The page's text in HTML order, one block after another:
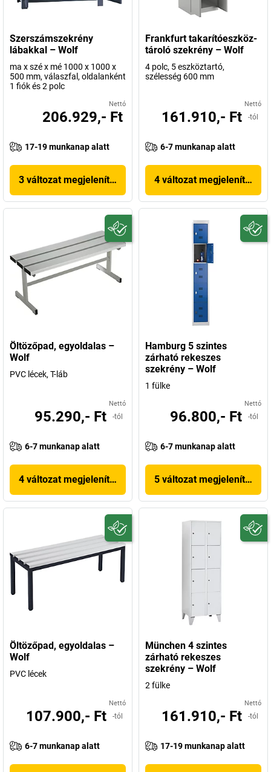
Szerszámszekrény
lábakkal – Wolf
ma x szé x mé 1000 x 1000 x
500 mm, válaszfal, oldalanként
1 fiók és 2 polc
Nettó
206.929,- Ft
17-19 munkanap alatt
3 változat megjelenítése
Frankfurt takarítóeszköz-
tároló szekrény – Wolf
4 polc, 5 eszköztartó,
szélesség 600 mm
Nettó
161.910,- Ft -tól
6-7 munkanap alatt
4 változat megjelenítése
Öltözőpad, egyoldalas –
Wolf
PVC lécek, T-láb
Nettó
95.290,- Ft -tól
6-7 munkanap alatt
4 változat megjelenítése
Hamburg 5 szintes
zárható rekeszes
szekrény – Wolf
1 fülke
Nettó
96.800,- Ft -tól
6-7 munkanap alatt
5 változat megjelenítése
Öltözőpad, egyoldalas –
Wolf
PVC lécek
Nettó
107.900,- Ft -tól
6-7 munkanap alatt
München 4 szintes
zárható rekeszes
szekrény – Wolf
2 fülke
Nettó
161.910,- Ft -tól
17-19 munkanap alatt